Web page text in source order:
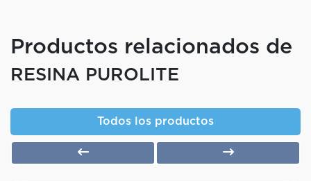
Productos relacionados de
RESINA PUROLITE
Todos los productos